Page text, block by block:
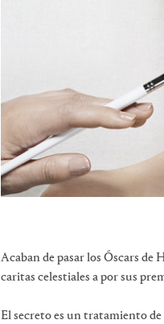
Acaban de pasar los Óscars
caritas celestiales a por sus
El secreto es un tratamiento de